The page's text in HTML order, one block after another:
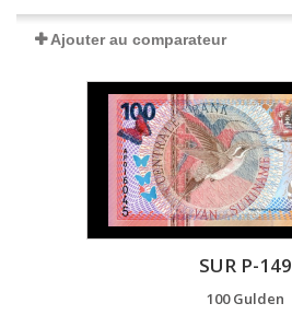
Ajouter au comparateur
SUR P-149
100 Gulden